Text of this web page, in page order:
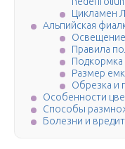
Циклaмeн
Альпийская
Правила
Подкормка
Размер
Обрезка и
Особенности
Способы
Болезни и